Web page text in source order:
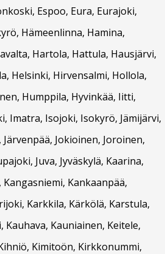
Espoo, Eura, Eurajoki,
Hämeenlinna, Hamina,
Hartola, Hattula, Hausjärvi,
Helsinki, Hirvensalmi, Hollola,
Humppila, Hyvinkää, Iitti,
Imatra, Isojoki, Isokyrö, Jämijärvi,
Järvenpää, Jokioinen, Joroinen,
Juva, Jyväskylä, Kaarina,
Kangasniemi, Kankaanpää,
Karkkila, Kärkölä, Karstula,
Kauhava, Kauniainen, Keitele,
Kimitoön, Kirkkonummi,